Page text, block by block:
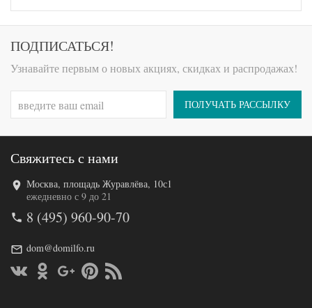
пододеяльника
180х210
простыни
Размер
наволочек
(Китай)
Код товара
560-108
Ткань
Микросатин
пододеяльника
Размер
простыни
220х245
ПОДПИСАТЬСЯ!
Узнавайте первым о новых акциях, скидках и распродажах!
ПОЛУЧАТЬ РАССЫЛКУ
Свяжитесь с нами
Москва, площадь Журавлёва, 10с1
ежедневно с 9 до 21
8 (495) 960-90-70
dom@domilfo.ru